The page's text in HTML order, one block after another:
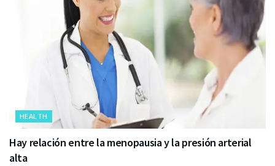
HEALTH
Hay relación entre la menopausia y la presión arterial
alta